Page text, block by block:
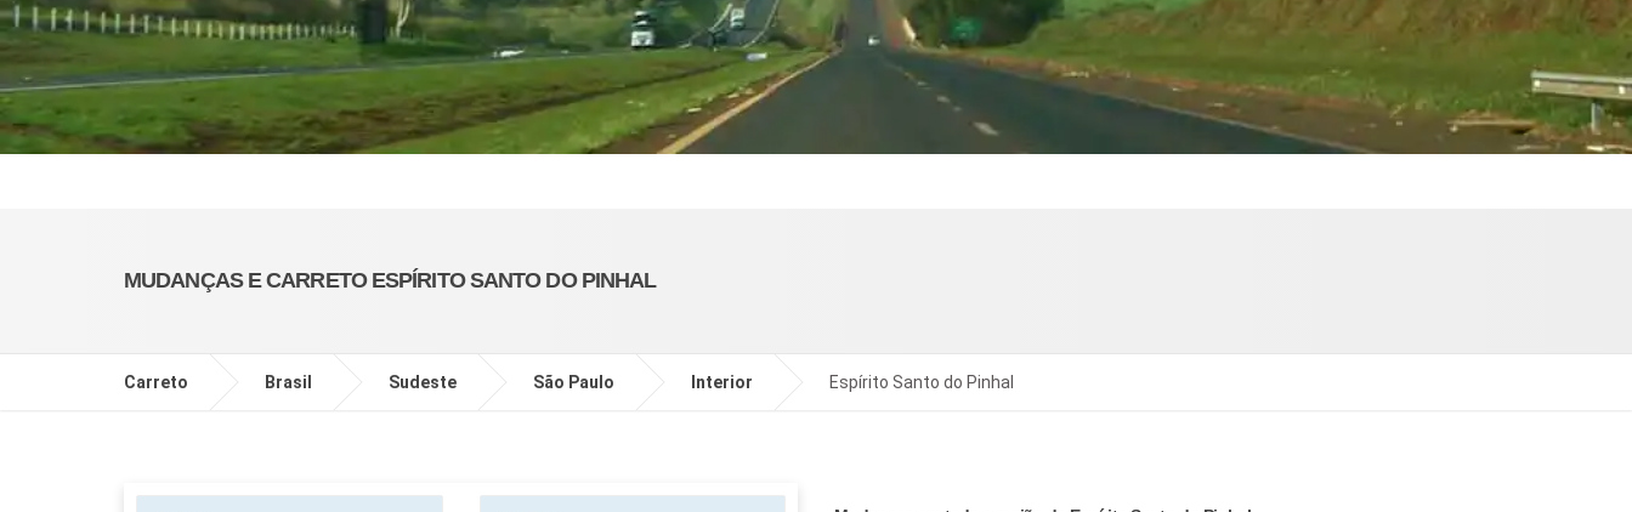
MUDANÇAS E CARRETO ESPÍRITO SANTO DO PINHAL
Carreto Brasil Sudeste São Paulo Interior Espírito Santo do Pinhal